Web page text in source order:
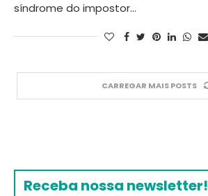
síndrome do impostor…
CARREGAR MAIS POSTS
Receba nossa newsletter!